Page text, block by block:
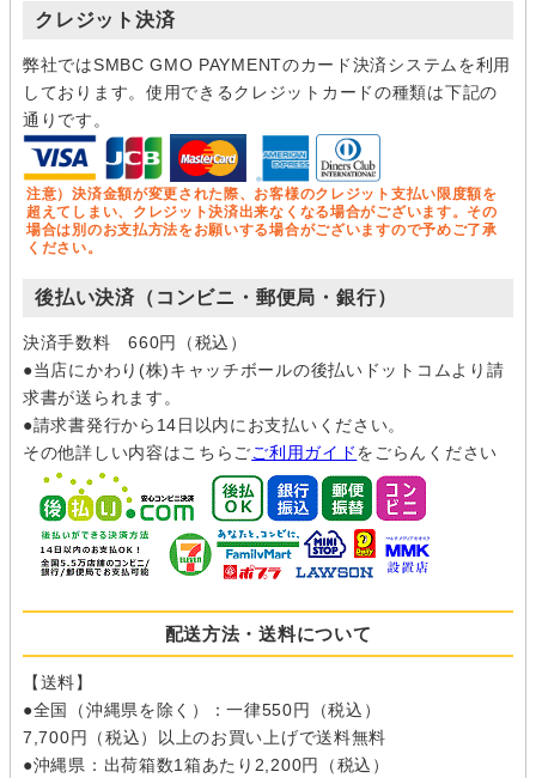
クレジット決済
弊社ではSMBC GMO PAYMENTのカード決済システムを利用
しております。使用できるクレジットカードの種類は下記の
通りです。
注意）決済金額が変更された際、お客様のクレジット支払い限度額を
超えてしまい、クレジット決済出来なくなる場合がございます。その
場合は別のお支払方法をお願いする場合がございますので予めご了承
ください。
後払い決済（コンビニ・郵便局・銀行）
決済手数料 660円（税込）
●当店にかわり(株)キャッチボールの後払いドットコムより請
求書が送られます。
●請求書発行から14日以内にお支払いください。
その他詳しい内容はこちらごご利用ガイドをごらんください
配送方法・送料について
【送料】
●全国（沖縄県を除く）：一律550円（税込）
7,700円（税込）以上のお買い上げで送料無料
●沖縄県：出荷箱数1箱あたり2,200円（税込）